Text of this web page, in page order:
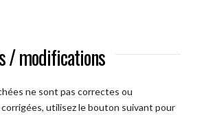
/ modifications
ne sont pas correctes ou
utilisez le bouton suivant pour